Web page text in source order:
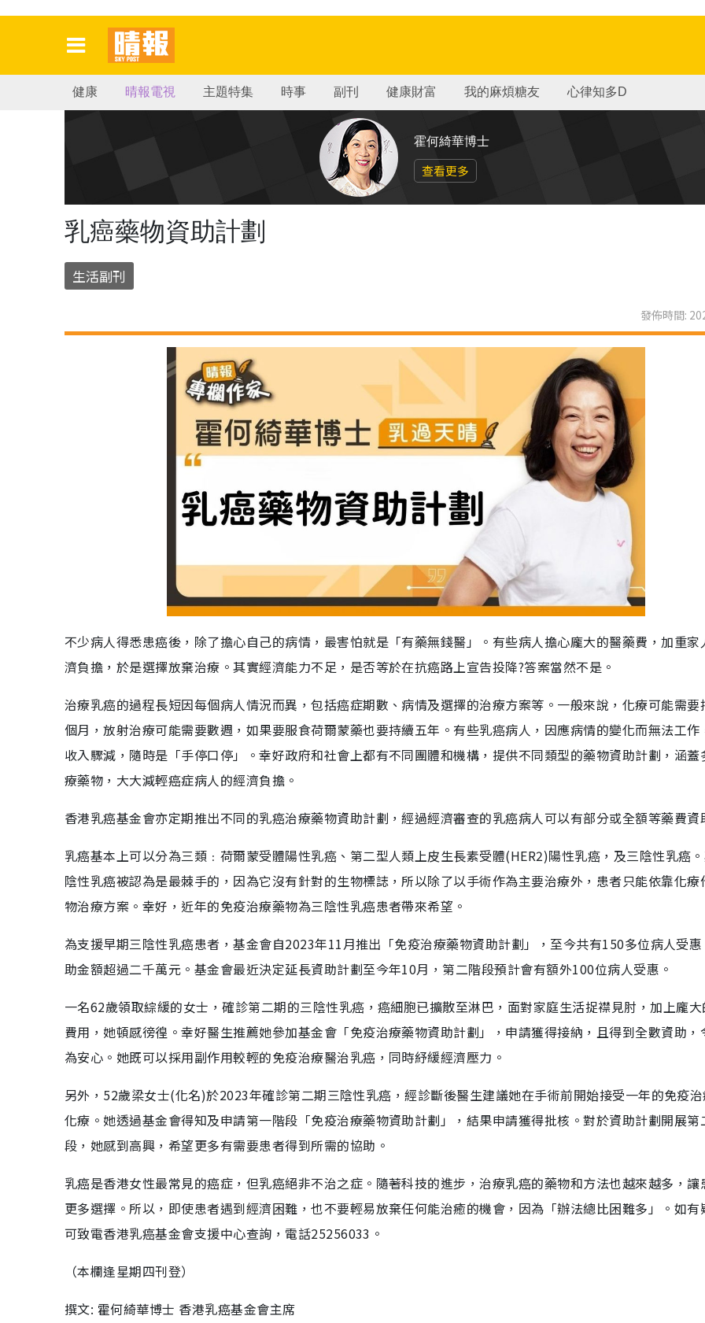
健康 晴報電視 主題特集 時事 副刊 健康財富 我的麻煩糖友 心律知多D
霍何綺華博士
查看更多
乳癌藥物資助計劃
生活副刊
發佈時間:
不少病人得悉患癌後，除了擔心自己的病情，最害怕就是「有藥無錢醫」。有些病人擔心龐大的醫藥費，加重家
濟負擔，於是選擇放棄治療。其實經濟能力不足，是否等於在抗癌路上宣告投降?答案當然不是。
治療乳癌的過程長短因每個病人情況而異，包括癌症期數、病情及選擇的治療方案等。一般來說，化療可能需要
個月，放射治療可能需要數週，如果要服食荷爾蒙藥也要持續五年。有些乳癌病人，因應病情的變化而無法工作
收入驟減，隨時是「手停口停」。幸好政府和社會上都有不同團體和機構，提供不同類型的藥物資助計劃，涵蓋
療藥物，大大減輕癌症病人的經濟負擔。
香港乳癌基金會亦定期推出不同的乳癌治療藥物資助計劃，經過經濟審查的乳癌病人可以有部分或全額等藥費資
乳癌基本上可以分為三類﹕荷爾蒙受體陽性乳癌、第二型人類上皮生長素受體(HER2)陽性乳癌，及三陰性乳癌
陰性乳癌被認為是最棘手的，因為它沒有針對的生物標誌，所以除了以手術作為主要治療外，患者只能依靠化療
物治療方案。幸好，近年的免疫治療藥物為三陰性乳癌患者帶來希望。
為支援早期三陰性乳癌患者，基金會自2023年11月推出「免疫治療藥物資助計劃」，至今共有150多位病人受惠
助金額超過二千萬元。基金會最近決定延長資助計劃至今年10月，第二階段預計會有額外100位病人受惠。
一名62歲領取綜緩的女士，確診第二期的三陰性乳癌，癌細胞已擴散至淋巴，面對家庭生活捉襟見肘，加上龐
費用，她頓感徬徨。幸好醫生推薦她參加基金會「免疫治療藥物資助計劃」，申請獲得接納，且得到全數資助，
為安心。她既可以採用副作用較輕的免疫治療醫治乳癌，同時紓緩經濟壓力。
另外，52歲梁女士(化名)於2023年確診第二期三陰性乳癌，經診斷後醫生建議她在手術前開始接受一年的免疫
化療。她透過基金會得知及申請第一階段「免疫治療藥物資助計劃」，結果申請獲得批核。對於資助計劃開展第
段，她感到高興，希望更多有需要患者得到所需的協助。
乳癌是香港女性最常見的癌症，但乳癌絕非不治之症。隨著科技的進步，治療乳癌的藥物和方法也越來越多，讓
更多選擇。所以，即使患者遇到經濟困難，也不要輕易放棄任何能治癒的機會，因為「辦法總比困難多」。如有
可致電香港乳癌基金會支援中心查詢，電話25256033。
（本欄逢星期四刊登）
撰文: 霍何綺華博士 香港乳癌基金會主席